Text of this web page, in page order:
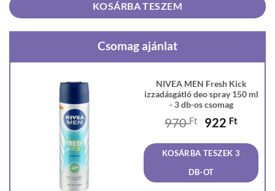
KOSÁRBA TESZEM
Csomag ajánlat
NIVEA MEN Fresh Kick
izzadásgátló deo spray 150 ml
- 3 db-os csomag
970Ft
Original
was:
970 Ft.
922 Ft
is:
922
KOSÁRBA TESZEK 3
DB-OT